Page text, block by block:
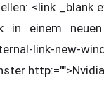
<link _blank
in einem neuen
link-new-